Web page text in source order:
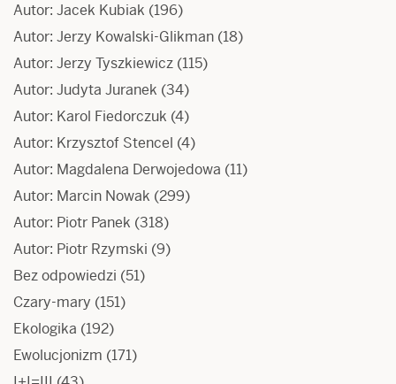
Autor: Jacek Kubiak (196)
Autor: Jerzy Kowalski-Glikman (18)
Autor: Jerzy Tyszkiewicz (115)
Autor: Judyta Juranek (34)
Autor: Karol Fiedorczuk (4)
Autor: Krzysztof Stencel (4)
Autor: Magdalena Derwojedowa (11)
Autor: Marcin Nowak (299)
Autor: Piotr Panek (318)
Autor: Piotr Rzymski (9)
Bez odpowiedzi (51)
Czary-mary (151)
Ekologika (192)
Ewolucjonizm (171)